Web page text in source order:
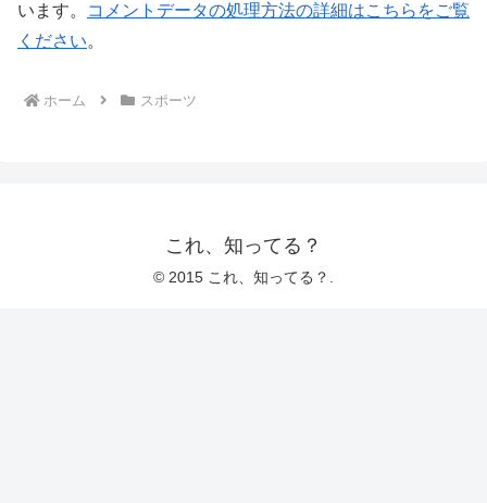
います。
コメントデータの処理方法の詳細はこちらをご覧
ください。
ホーム スポーツ
これ、知ってる？
© 2015 これ、知ってる？.